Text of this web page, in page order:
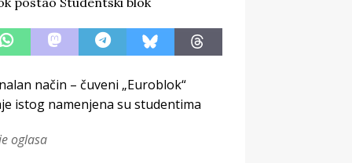
način – čuveni „Euroblok“
istog namenjena su studentima
oglasa